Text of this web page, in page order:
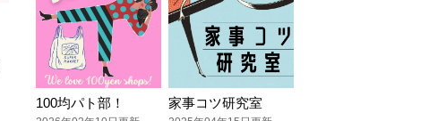
100均パト部！ 家事コツ研究室